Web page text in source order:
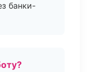
банки-